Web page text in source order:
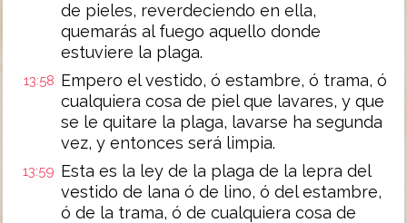
de pieles, reverdeciendo en ella,
quemarás al fuego aquello donde
estuviere la plaga.
13:58 Empero el vestido, ó estambre, ó trama, ó
cualquiera cosa de piel que lavares, y que
se le quitare la plaga, lavarse ha segunda
vez, y entonces será limpia.
13:59 Esta es la ley de la plaga de la lepra del
vestido de lana ó de lino, ó del estambre,
ó de la trama, ó de cualquiera cosa de